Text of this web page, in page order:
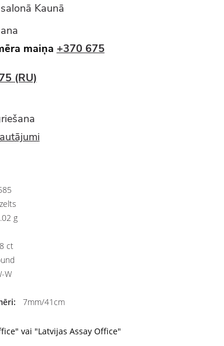
Kaunā
maiņa +370 675
(RU)
g
ct
W
7mm/41cm
vai "Latvijas Assay Office"